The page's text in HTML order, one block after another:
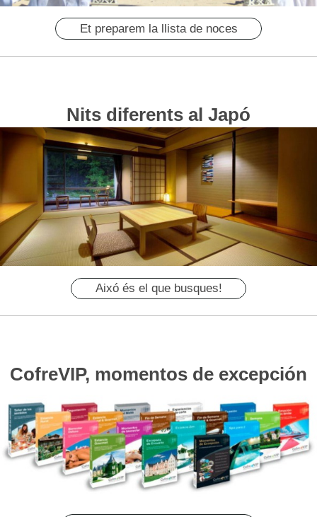
Et preparem la llista de noces
Nits diferents al Japó
Aixó és el que busques!
CofreVIP, momentos de excepción